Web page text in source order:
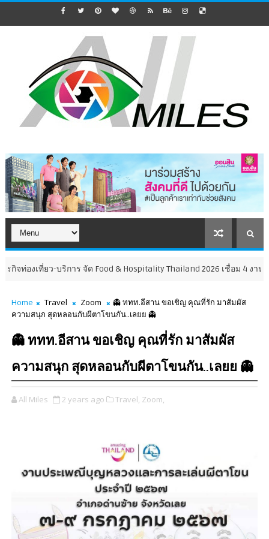
าร จัด Food & Hospitality Thailand 2026 เชื่อม 4 งานใหญ่ สร้างโอกา
Home Travel Zoom
👻 ททท.อีสาน ขอเชิญ คุณที่รัก มาสัมผัส
ความสนุก สุดหลอนกับผีตาโขนกัน..เลยย 👻
👻 ททท.อีสาน ขอเชิญ คุณที่รัก มาสัมผัส
ความสนุก สุดหลอนกับผีตาโขนกัน..เลยย 👻
All Miles 2 years ago Travel, Zoom,